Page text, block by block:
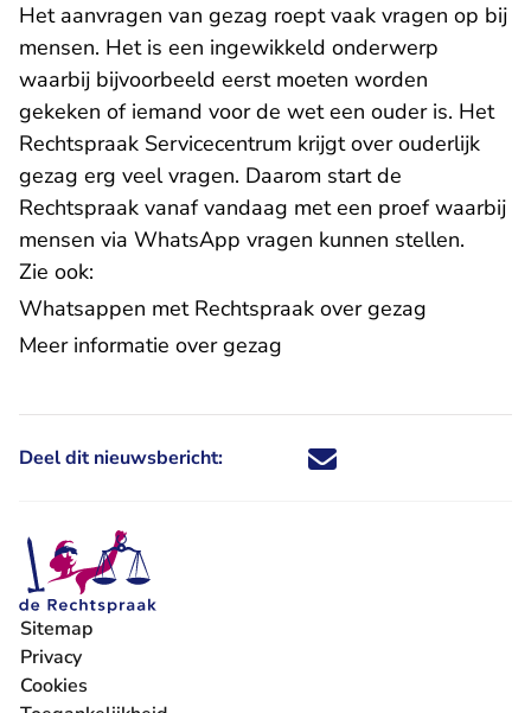
Het aanvragen van gezag roept vaak vragen op bij
mensen. Het is een ingewikkeld onderwerp
waarbij bijvoorbeeld eerst moeten worden
gekeken of iemand voor de wet een ouder is. Het
Rechtspraak Servicecentrum krijgt over ouderlijk
gezag erg veel vragen. Daarom start de
Rechtspraak vanaf vandaag met een proef waarbij
mensen via WhatsApp vragen kunnen stellen.
Zie ook:
Whatsappen met Rechtspraak over gezag
Meer informatie over gezag
Deel dit nieuwsbericht: Deel dit nieuwsbericht via X -
Deel dit nieuwsbericht via
Deel dit nieuwsbericht
Deel dit
Sitemap
Privacy
Cookies